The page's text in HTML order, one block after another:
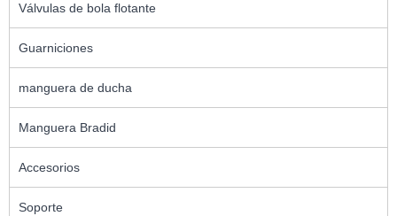
Válvulas de bola flotante
Guarniciones
manguera de ducha
Manguera Bradid
Accesorios
Soporte